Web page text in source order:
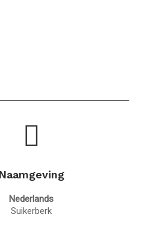
Naamgeving
Nederlands
Suikerberk